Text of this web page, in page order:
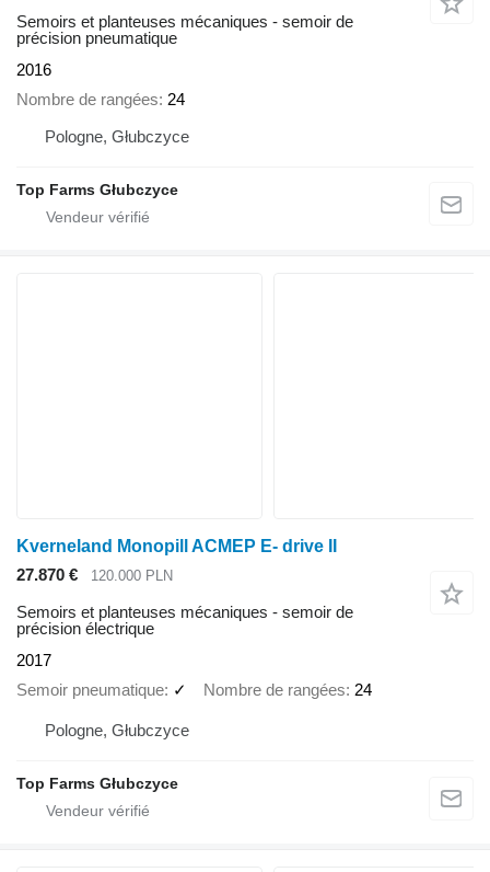
Semoirs et planteuses mécaniques - semoir de
précision pneumatique
2016
Nombre de rangées 24
Pologne, Głubczyce
Top Farms Głubczyce
Kverneland Monopill ACMEP E- drive II
27.870 €
120.000 PLN
Semoirs et planteuses mécaniques - semoir de
précision électrique
2017
Semoir pneumatique ✓ Nombre de rangées 24
Pologne, Głubczyce
Top Farms Głubczyce